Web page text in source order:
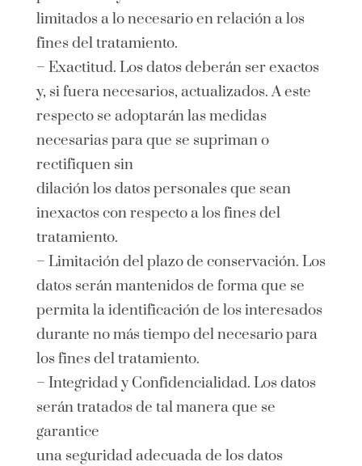
limitados a lo necesario en relación a los
fines del tratamiento.
– Exactitud. Los datos deberán ser exactos
y, si fuera necesarios, actualizados. A este
respecto se adoptarán las medidas
necesarias para que se supriman o
rectifiquen sin
dilación los datos personales que sean
inexactos con respecto a los fines del
tratamiento.
– Limitación del plazo de conservación. Los
datos serán mantenidos de forma que se
permita la identificación de los interesados
durante no más tiempo del necesario para
los fines del tratamiento.
– Integridad y Confidencialidad. Los datos
serán tratados de tal manera que se
garantice
una seguridad adecuada de los datos